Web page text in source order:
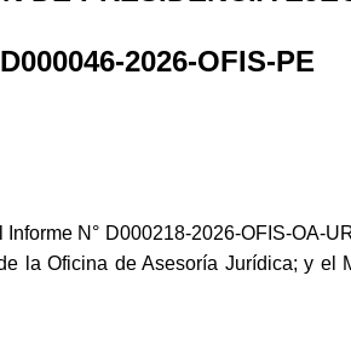
2026-OFIS-PE
N° D000218-2026-OFIS-OA-
la Oficina de Asesoría Jurídica; y el